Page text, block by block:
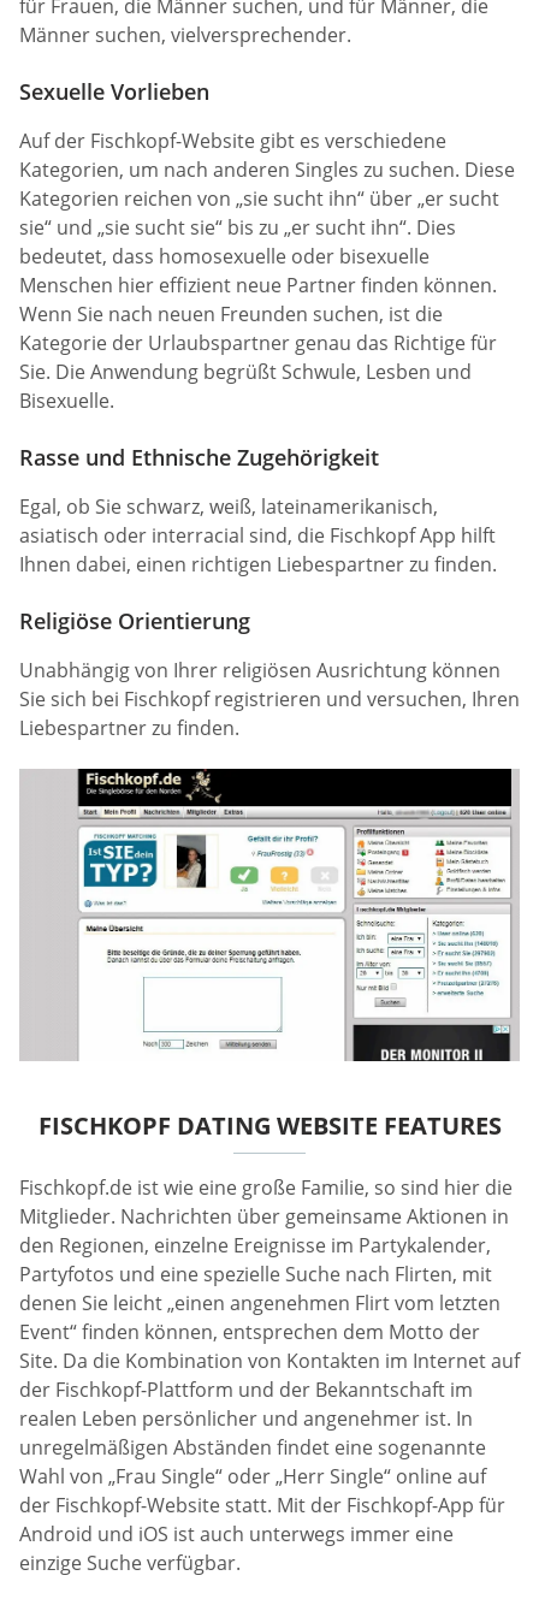
für Frauen, die Männer suchen, und für Männer, die
Männer suchen, vielversprechender.
Sexuelle Vorlieben
Auf der Fischkopf-Website gibt es verschiedene
Kategorien, um nach anderen Singles zu suchen. Diese
Kategorien reichen von „sie sucht ihn“ über „er sucht
sie“ und „sie sucht sie“ bis zu „er sucht ihn“. Dies
bedeutet, dass homosexuelle oder bisexuelle
Menschen hier effizient neue Partner finden können.
Wenn Sie nach neuen Freunden suchen, ist die
Kategorie der Urlaubspartner genau das Richtige für
Sie. Die Anwendung begrüßt Schwule, Lesben und
Bisexuelle.
Rasse und Ethnische Zugehörigkeit
Egal, ob Sie schwarz, weiß, lateinamerikanisch,
asiatisch oder interracial sind, die Fischkopf App hilft
Ihnen dabei, einen richtigen Liebespartner zu finden.
Religiöse Orientierung
Unabhängig von Ihrer religiösen Ausrichtung können
Sie sich bei Fischkopf registrieren und versuchen, Ihren
Liebespartner zu finden.
FISCHKOPF DATING WEBSITE FEATURES
Fischkopf.de ist wie eine große Familie, so sind hier die
Mitglieder. Nachrichten über gemeinsame Aktionen in
den Regionen, einzelne Ereignisse im Partykalender,
Partyfotos und eine spezielle Suche nach Flirten, mit
denen Sie leicht „einen angenehmen Flirt vom letzten
Event“ finden können, entsprechen dem Motto der
Site. Da die Kombination von Kontakten im Internet auf
der Fischkopf-Plattform und der Bekanntschaft im
realen Leben persönlicher und angenehmer ist. In
unregelmäßigen Abständen findet eine sogenannte
Wahl von „Frau Single“ oder „Herr Single“ online auf
der Fischkopf-Website statt. Mit der Fischkopf-App für
Android und iOS ist auch unterwegs immer eine
einzige Suche verfügbar.